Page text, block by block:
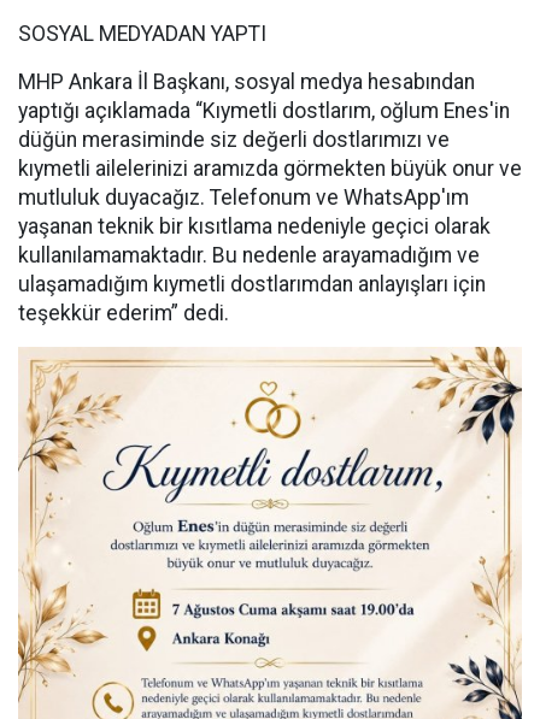
SOSYAL MEDYADAN YAPTI
MHP Ankara İl Başkanı, sosyal medya hesabından
yaptığı açıklamada “Kıymetli dostlarım, oğlum Enes'in
düğün merasiminde siz değerli dostlarımızı ve
kıymetli ailelerinizi aramızda görmekten büyük onur ve
mutluluk duyacağız. Telefonum ve WhatsApp'ım
yaşanan teknik bir kısıtlama nedeniyle geçici olarak
kullanılamamaktadır. Bu nedenle arayamadığım ve
ulaşamadığım kıymetli dostlarımdan anlayışları için
teşekkür ederim” dedi.